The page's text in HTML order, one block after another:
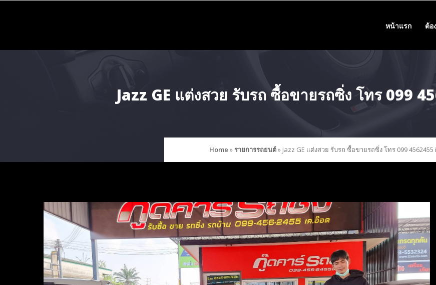
หน้าแรก ต้อ
Jazz GE แต่งสวย รับรถ ซื้อขายรถซิ่ง โทร 099
Home »รายการรถยนต์» Jazz GE แต่งสวย รับรถ ซื้อขายรถซิ่ง โทร 099